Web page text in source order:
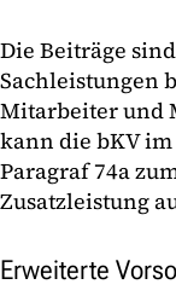
Die Beiträge
Sachleistungen
Mitarbeiter und
kann die bKV im
Paragraf 74a
Zusatzleistung
Erweiterte